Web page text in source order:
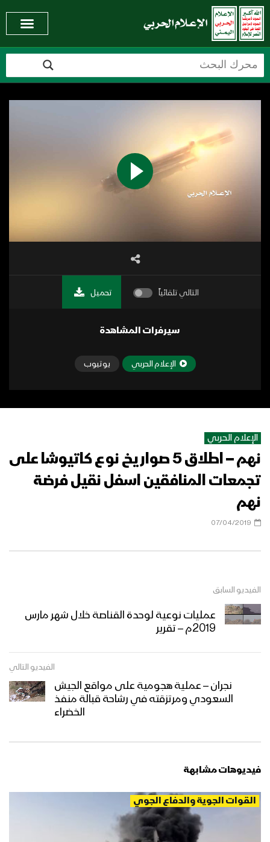
التالي تلقائياً تحميل
سيرفرات المشاهدة
الإعلام الحربي يوتيوب
الإعلام الحربي
نهم – اطلاق 5 صواريخ نوع كاتيوشا على
تجمعات المنافقين اسفل نقيل فرضة
نهم
07/04/2019
الفيديو السابق
عمليات نوعية لوحدة القناصة خلال شهر مارس
2019م – تقرير
الفيديو التالي
نجران – عملية هجومية على مواقع الجيش
السعودي ومرتزقته في رشاحة قبالة منفذ
الخضراء
فيديوهات مشابهة
القوات الجوية والدفاع الجوي